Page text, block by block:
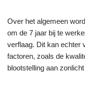
Over het algemeen
om de 7 jaar bij te
verflaag. Dit kan echter
factoren, zoals de
blootstelling aan